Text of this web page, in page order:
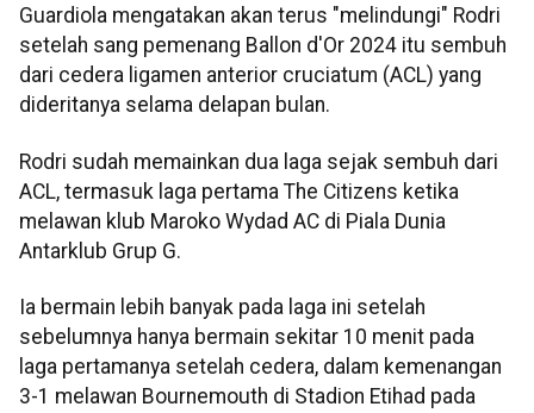
Guardiola mengatakan akan terus "melindungi" Rodri
setelah sang pemenang Ballon d'Or 2024 itu sembuh
dari cedera ligamen anterior cruciatum (ACL) yang
dideritanya selama delapan bulan.
Rodri sudah memainkan dua laga sejak sembuh dari
ACL, termasuk laga pertama The Citizens ketika
melawan klub Maroko Wydad AC di Piala Dunia
Antarklub Grup G.
Ia bermain lebih banyak pada laga ini setelah
sebelumnya hanya bermain sekitar 10 menit pada
laga pertamanya setelah cedera, dalam kemenangan
3-1 melawan Bournemouth di Stadion Etihad pada